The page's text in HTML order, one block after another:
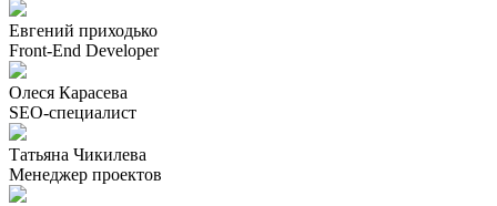
Евгений приходько
Front-End Developer
Олеся Карасева
SEO-специалист
Татьяна Чикилева
Менеджер проектов